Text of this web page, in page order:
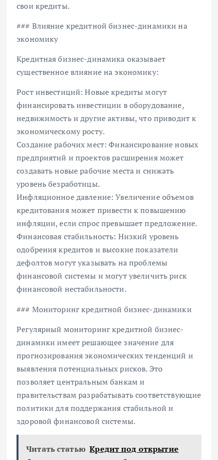
свои кредиты.
### Влияние кредитной бизнес-динамики на
экономику
Кредитная бизнес-динамика оказывает
существенное влияние на экономику:
Рост инвестиций: Новые кредиты могут
финансировать инвестиции в оборудование,
недвижимость и другие активы, что приводит к
экономическому росту.
Создание рабочих мест: Финансирование новых
предприятий и проектов расширения может
создавать новые рабочие места и снижать
уровень безработицы.
Инфляционное давление: Увеличение объемов
кредитования может привести к повышению
инфляции, если спрос превышает предложение.
Финансовая стабильность: Низкий уровень
одобрения кредитов и высокие показатели
дефолтов могут указывать на проблемы
финансовой системы и могут увеличить риск
финансовой нестабильности.
### Мониторинг кредитной бизнес-динамики
Регулярный мониторинг кредитной бизнес-
динамики имеет решающее значение для
прогнозирования экономических тенденций и
выявления потенциальных рисков. Это
позволяет центральным банкам и
правительствам разрабатывать соответствующие
политики для поддержания стабильной и
здоровой финансовой системы.
Читать статью Кредит под открытие